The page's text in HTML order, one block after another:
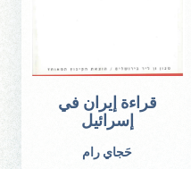
قراءة إيران في
إسرائيل
حَجاي رام